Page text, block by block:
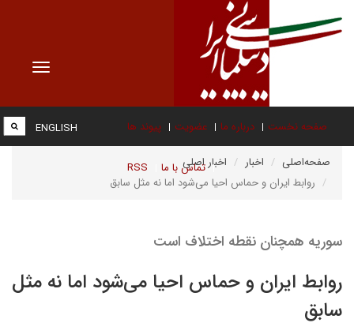
Toggle
صفحه نخست درباره ما عضویت پیوند ها
تماس با ما RSS
ENGLISH
صفحه‌اصلی اخبار
اخبار اصلی
روابط ایران و حماس احیا می‌شود اما نه مثل سابق
سوریه همچنان نقطه اختلاف است
روابط ایران و حماس احیا می‌شود اما نه مثل
سابق